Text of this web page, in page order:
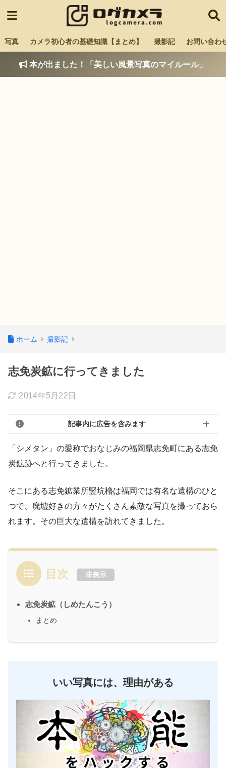
写真 カメラ初心者の基礎知識【まとめ】 撮影記 お問い合わ
本が出ました！「美しい風景写真のマイルール」
ホーム 撮影記
志免炭鉱に行ってきました
2014年5月22日
記事内に広告を含みます
「シメタン」の愛称でおなじみの福岡県志免町にある志免
炭鉱跡へと行ってきました。
そこにある志免鉱業所竪坑櫓は福岡では有名な遺構のひと
つで、廃墟好きの方々がたくさん素敵な写真を撮っておら
れます。その巨大な遺構を訪れてきました。
目次 非表示
志免炭鉱（しめたんこう）
まとめ
いい写真には、理由がある